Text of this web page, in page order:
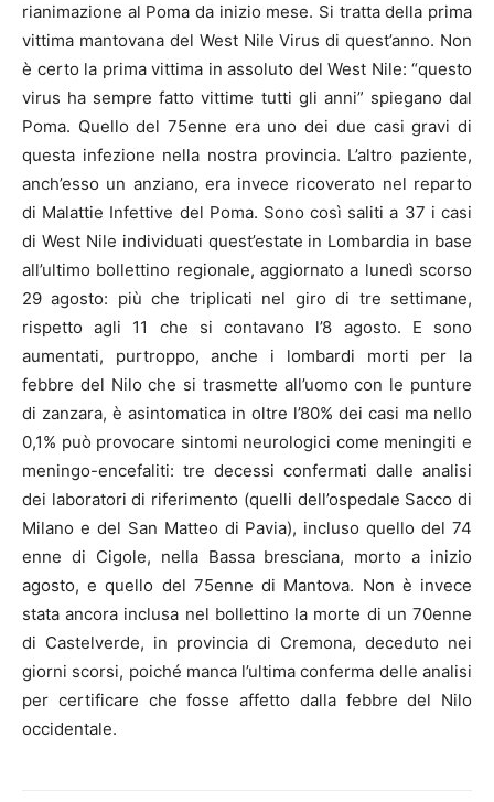
rianimazione al Poma da inizio mese. Si tratta della prima
vittima mantovana del West Nile Virus di quest’anno. Non
è certo la prima vittima in assoluto del West Nile: “questo
virus ha sempre fatto vittime tutti gli anni” spiegano dal
Poma. Quello del 75enne era uno dei due casi gravi di
questa infezione nella nostra provincia. L’altro paziente,
anch’esso un anziano, era invece ricoverato nel reparto
di Malattie Infettive del Poma. Sono così saliti a 37 i casi
di West Nile individuati quest’estate in Lombardia in base
all’ultimo bollettino regionale, aggiornato a lunedì scorso
29 agosto: più che triplicati nel giro di tre settimane,
rispetto agli 11 che si contavano l’8 agosto. E sono
aumentati, purtroppo, anche i lombardi morti per la
febbre del Nilo che si trasmette all’uomo con le punture
di zanzara, è asintomatica in oltre l’80% dei casi ma nello
0,1% può provocare sintomi neurologici come meningiti e
meningo-encefaliti: tre decessi confermati dalle analisi
dei laboratori di riferimento (quelli dell’ospedale Sacco di
Milano e del San Matteo di Pavia), incluso quello del 74
enne di Cigole, nella Bassa bresciana, morto a inizio
agosto, e quello del 75enne di Mantova. Non è invece
stata ancora inclusa nel bollettino la morte di un 70enne
di Castelverde, in provincia di Cremona, deceduto nei
giorni scorsi, poiché manca l’ultima conferma delle analisi
per certificare che fosse affetto dalla febbre del Nilo
occidentale.